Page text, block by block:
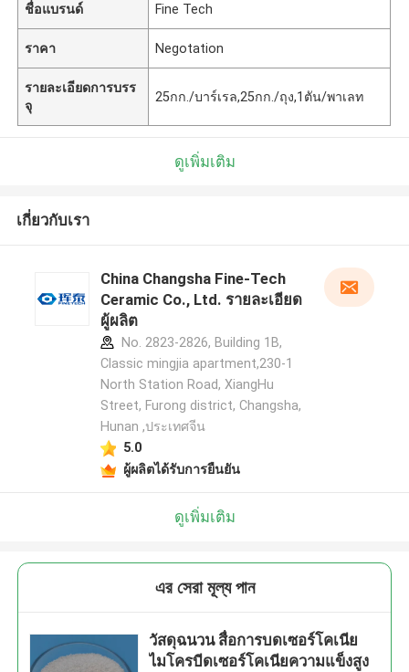
ชื่อแบรนด์ Fine Tech
ราคา Negotation
รายละเอียดการบรร
จุ
25กก./บาร์เรล,25กก./ถุง,1ตัน/พาเลท
ดูเพิ่มเติม
เกี่ยวกับเรา
China Changsha Fine-Tech
Ceramic Co., Ltd. รายละเอียด
ผู้ผลิต
No. 2823-2826, Building 1B,
Classic mingjia apartment,230-1
North Station Road, XiangHu
Street, Furong district, Changsha,
Hunan ,ประเทศจีน
5.0
ผู้ผลิตได้รับการยืนยัน
ดูเพิ่มเติม
এর সেরা মূল্য পান
วัสดุฉนวน สื่อการบดเซอร์โคเนีย
ไมโครบีดเซอร์โคเนียความแข็งสูง